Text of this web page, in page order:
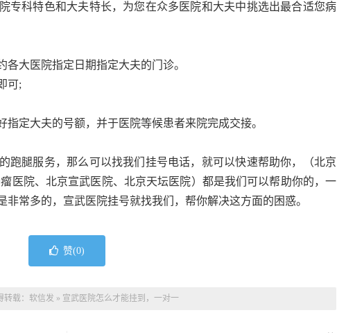
专科特色和大夫特长，为您在众多医院和大夫中挑选出最合适您病
大医院指定日期指定大夫的门诊。
可;
定大夫的号额，并于医院等候患者来院完成交接。
跑腿服务，那么可以找我们挂号电话，就可以快速帮助你，（北京
医院、北京宣武医院、北京天坛医院）都是我们可以帮助你的，一
常多的，宣武医院挂号就找我们，帮你解决这方面的困惑。
赞(0)
载： 软信发 » 宣武医院怎么才能挂到，一对一